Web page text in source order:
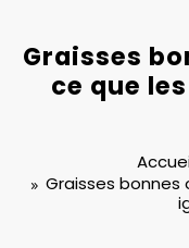
Graisses
ce que
Graisses bonnes